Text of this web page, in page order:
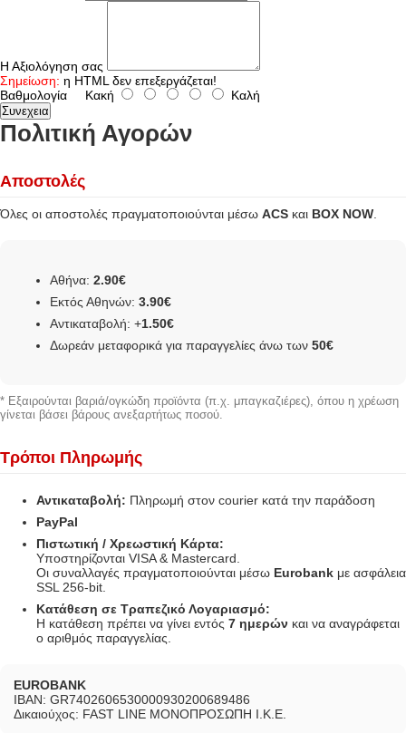
Η Αξιολόγηση σας
Σημείωση: η HTML δεν επεξεργάζεται!
Βαθμολογία Κακή Καλή
Συνεχεια
Πολιτική Αγορών
Αποστολές
Όλες οι αποστολές πραγματοποιούνται μέσω ACS και BOX NOW
Αθήνα: 2.90€
Εκτός Αθηνών: 3.90€
Αντικαταβολή: +1.50€
Δωρεάν μεταφορικά για παραγγελίες άνω των 50€
* Εξαιρούνται βαριά/ογκώδη προϊόντα (π.χ. μπαγκαζιέρες), όπου η χρέωση
γίνεται βάσει βάρους ανεξαρτήτως ποσού.
Τρόποι Πληρωμής
Αντικαταβολή: Πληρωμή στον courier κατά την παράδοση
PayPal
Πιστωτική / Χρεωστική Κάρτα:
Υποστηρίζονται VISA & Mastercard.
Οι συναλλαγές πραγματοποιούνται μέσω Eurobank με ασφάλεια
SSL 256-bit.
Κατάθεση σε Τραπεζικό Λογαριασμό:
Η κατάθεση πρέπει να γίνει εντός 7 ημερών και να αναγράφεται
ο αριθμός παραγγελίας.
EUROBANK
IBAN: GR7402606530000930200689486
Δικαιούχος: FAST LINE ΜΟΝΟΠΡΟΣΩΠΗ Ι.Κ.Ε.